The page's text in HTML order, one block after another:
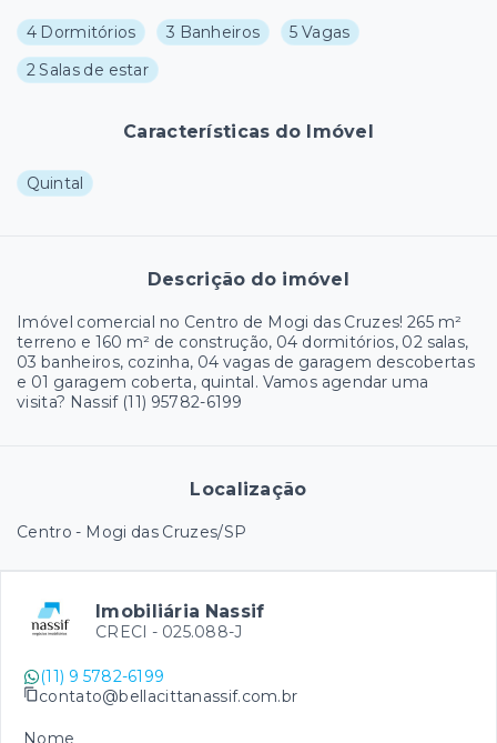
4 Dormitórios 3 Banheiros
5 Vagas
2 Salas de estar
Características do Imóvel
Quintal
Descrição do imóvel
Imóvel comercial no Centro de Mogi das Cruzes! 265 m²
terreno e 160 m² de construção, 04 dormitórios, 02 salas,
03 banheiros, cozinha, 04 vagas de garagem descobertas
e 01 garagem coberta, quintal. Vamos agendar uma
visita? Nassif (11) 95782-6199
Localização
Centro - Mogi das Cruzes/SP
Imobiliária Nassif
CRECI - 025.088-J
(11) 9 5782-6199
contato@bellacittanassif.com.br